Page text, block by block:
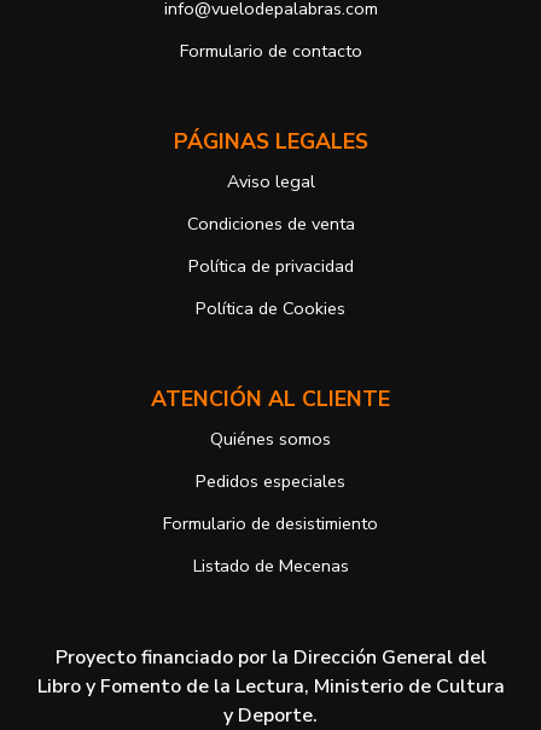
b) Derecho a presentar una reclamación ante la Autoridad de
derechos, en este caso, ante la Agencia Española de protección de
electrónico o de correo postal, ambos con la fotocopia del DNI del
Responsable del tratamiento: Antonio José Alcolea Navarro
Dirección postal: Avenida Giorgeta 22, Bajo
Si desea ampliar información sobre la política de privacidad de
nuestra empresa, puede hacerlo en el siguiente enlace:
info@vuelodepalabras.com
Formulario de contacto
PÁGINAS LEGALES
Aviso legal
Condiciones de venta
Política de privacidad
Política de Cookies
ATENCIÓN AL CLIENTE
Quiénes somos
Pedidos especiales
Formulario de desistimiento
Listado de Mecenas
Proyecto financiado por la Dirección General del
Libro y Fomento de la Lectura, Ministerio de Cultura
y Deporte.